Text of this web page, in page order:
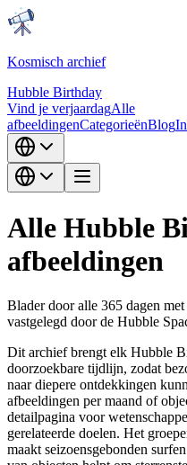
Kosmisch archief
Hubble Birthday
Vind je verjaardagAlle
afbeeldingenCategorieënBlog
Alle Hubble
afbeeldingen
Blader door alle 365 dagen
vastgelegd door de Hubble
Dit archief brengt elk Hubble
doorzoekbare tijdlijn, zodat
naar diepere ontdekkingen
afbeeldingen per maand of
detailpagina voor
gerelateerde doelen. Het
maakt seizoensgebonden